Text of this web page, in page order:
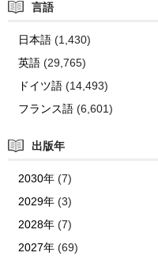
言語
日本語(1,430)
英語(29,765)
ドイツ語(14,493)
フランス語(6,601)
出版年
2030年(7)
2029年(3)
2028年(7)
2027年(69)